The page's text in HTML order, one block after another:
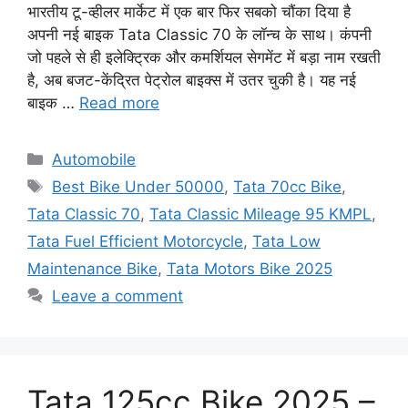
भारतीय टू-व्हीलर मार्केट में एक बार फिर सबको चौंका दिया है
अपनी नई बाइक Tata Classic 70 के लॉन्च के साथ। कंपनी
जो पहले से ही इलेक्ट्रिक और कमर्शियल सेगमेंट में बड़ा नाम रखती
है, अब बजट-केंद्रित पेट्रोल बाइक्स में उतर चुकी है। यह नई
बाइक … Read more
Categories
Automobile
Tags
Best Bike Under 50000,Tata 70cc Bike,
Tata Classic 70, Tata Classic Mileage 95 KMPL,
Tata Fuel Efficient Motorcycle, Tata Low
Maintenance Bike, Tata Motors Bike 2025
Leave a comment